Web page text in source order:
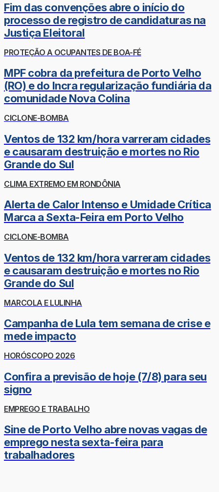
Fim das convenções abre o início do
processo de registro de candidaturas na
Justiça Eleitoral
PROTEÇÃO A OCUPANTES DE BOA-FÉ
MPF cobra da prefeitura de Porto Velho
(RO) e do Incra regularização fundiária da
comunidade Nova Colina
CICLONE-BOMBA
Ventos de 132 km/hora varreram cidades
e causaram destruição e mortes no Rio
Grande do Sul
CLIMA EXTREMO EM RONDÔNIA
Alerta de Calor Intenso e Umidade Crítica
Marca a Sexta-Feira em Porto Velho
CICLONE-BOMBA
Ventos de 132 km/hora varreram cidades
e causaram destruição e mortes no Rio
Grande do Sul
MARCOLA E LULINHA
Campanha de Lula tem semana de crise e
mede impacto
HORÓSCOPO 2026
Confira a previsão de hoje (7/8) para seu
signo
EMPREGO E TRABALHO
Sine de Porto Velho abre novas vagas de
emprego nesta sexta-feira para
trabalhadores